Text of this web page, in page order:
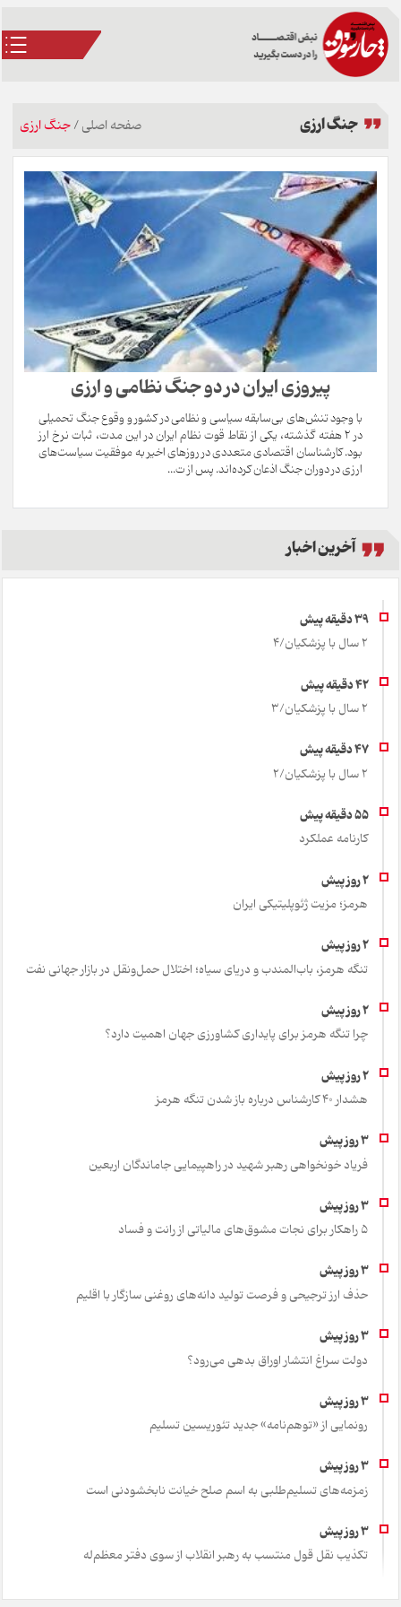
جنگ ارزی صفحه اصلی/جنگ ارزی
پیروزی ایران در دو جنگ نظامی و ارزی
با وجود تنش‌های بی‌سابقه سیاسی و نظامی در کشور و وقوع جنگ تحمیلی
در 2 هفته گذشته، یکی از نقاط قوت نظام ایران در این مدت، ثبات نرخ ارز
بود. کارشناسان اقتصادی متعددی در روزهای اخیر به موفقیت سیاست‌های
ارزی در دوران جنگ اذعان کرده‌اند. پس از ت...
آخرین اخبار
2 سال با پزشکیان/4
2 سال با پزشکیان/3
2 سال با پزشکیان/2
کارنامه عملکرد
هرمز؛ مزیت ژئوپلیتیکی ایران
تنگه هرمز، باب‌المندب و دریای سیاه؛ اختلال حمل‌ونقل در بازار جهانی نفت
چرا تنگه هرمز برای پایداری کشاورزی جهان اهمیت دارد؟
هشدار 40 کارشناس درباره باز شدن تنگه هرمز
فریاد خونخواهی رهبر شهید در راهپیمایی جاماندگان اربعین
۵ راهکار برای نجات مشوق‌های مالیاتی از رانت و فساد
حذف ارز ترجیحی و فرصت تولید دانه‌های روغنی سازگار با اقلیم
دولت سراغ انتشار اوراق بدهی می‌رود؟
رونمایی از «توهم‌نامه» جدید تئور‌یسین تسلیم
زمزمه‌های تسلیم‌طلبی به اسم صلح خیانت نابخشودنی است
تکذیب نقل قول منتسب به رهبر انقلاب از سوی دفتر معظم‌له